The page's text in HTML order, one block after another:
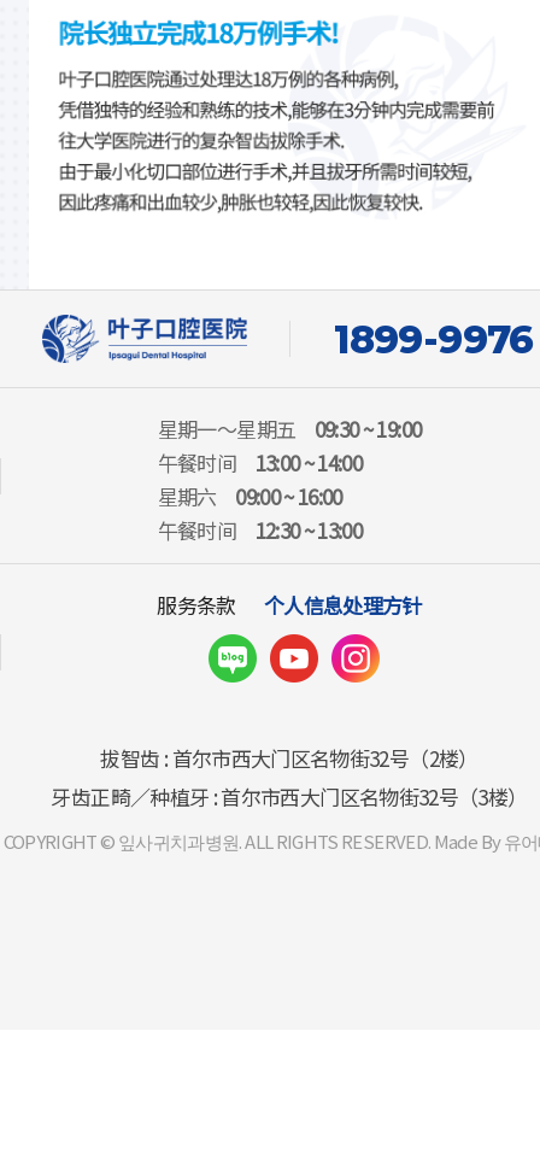
1899-9976
星期一～星期五
09:30 ~ 19:00
午餐时间
13:00 ~ 14:00
星期六
09:00 ~ 16:00
午餐时间
12:30 ~ 13:00
服务条款 个人信息处理方针
拔智齿 : 首尔市西大门区名物街32号（2楼）
牙齿正畸／种植牙 : 首尔市西大门区名物街32号（3楼）
COPYRIGHT © 잎사귀치과병원. ALL RIGHTS RESERVED. Made By 유